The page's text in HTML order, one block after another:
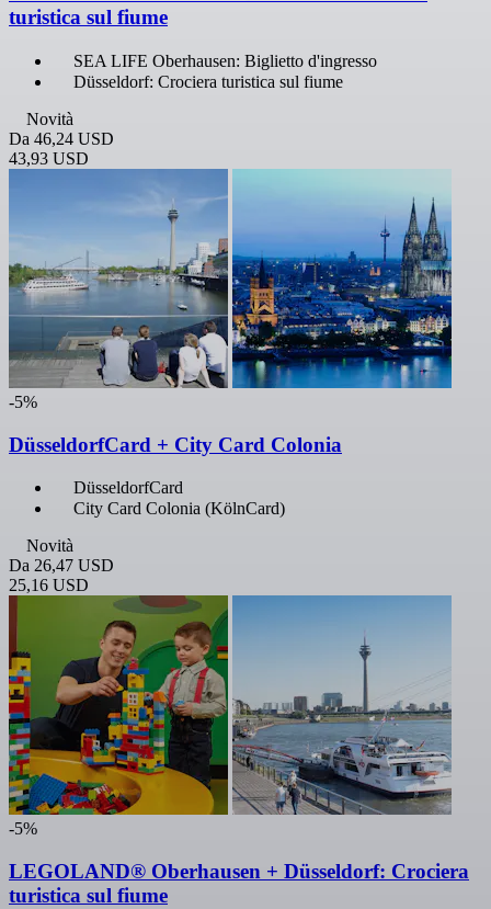
turistica sul fiume
SEA LIFE Oberhausen: Biglietto d'ingresso
Düsseldorf: Crociera turistica sul fiume
Novità
Da 46,24 USD
43,93 USD
-5%
DüsseldorfCard + City Card Colonia
DüsseldorfCard
City Card Colonia (KölnCard)
Novità
Da 26,47 USD
25,16 USD
-5%
LEGOLAND® Oberhausen + Düsseldorf: Crociera
turistica sul fiume